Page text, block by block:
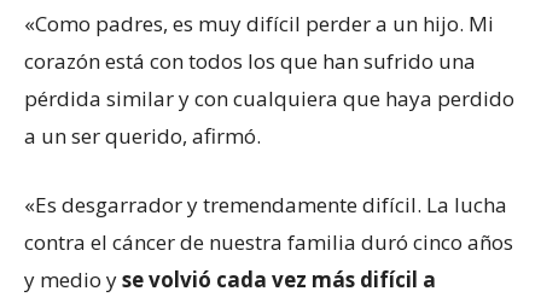
«Como padres, es muy difícil perder a un hijo. Mi
corazón está con todos los que han sufrido una
pérdida similar y con cualquiera que haya perdido
a un ser querido, afirmó.
«Es desgarrador y tremendamente difícil. La lucha
contra el cáncer de nuestra familia duró cinco años
y medio yse volvió cada vez más difícil a